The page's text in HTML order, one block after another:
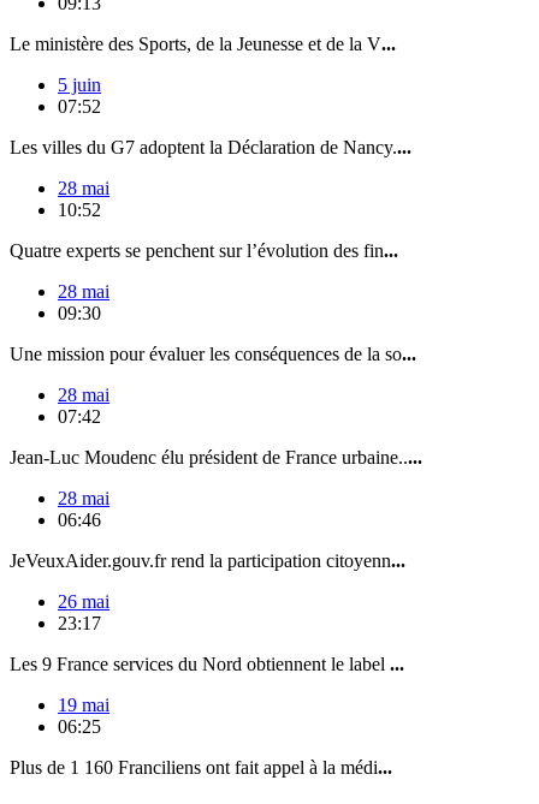
Le ministère des Sports, de la Jeunesse et de la V...
5 juin
07:52
Les villes du G7 adoptent la Déclaration de Nancy....
28 mai
10:52
Quatre experts se penchent sur l’évolution des fin...
28 mai
09:30
Une mission pour évaluer les conséquences de la so...
28 mai
07:42
Jean-Luc Moudenc élu président de France urbaine.....
28 mai
06:46
JeVeuxAider.gouv.fr rend la participation citoyenn...
26 mai
23:17
Les 9 France services du Nord obtiennent le label ...
19 mai
06:25
Plus de 1 160 Franciliens ont fait appel à la médi...